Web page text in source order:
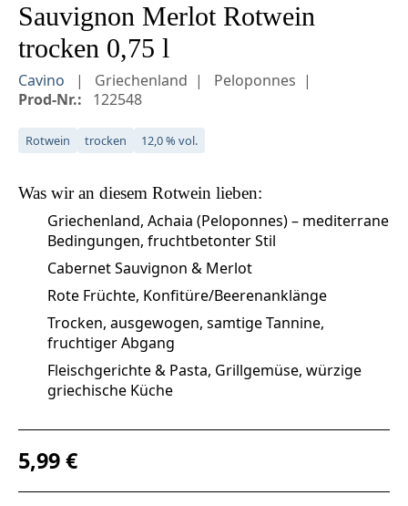
Sauvignon Merlot Rotwein
trocken 0,75 l
Cavino Griechenland
Peloponnes
Prod-Nr.:
122548
Rotwein trocken 12,0 % vol.
Was wir an diesem Rotwein lieben:
Griechenland, Achaia (Peloponnes) – mediterrane
Bedingungen, fruchtbetonter Stil
Cabernet Sauvignon & Merlot
Rote Früchte, Konfitüre/Beerenanklänge
Trocken, ausgewogen, samtige Tannine,
fruchtiger Abgang
Fleischgerichte & Pasta, Grillgemüse, würzige
griechische Küche
Regulärer Preis:
5,99 €